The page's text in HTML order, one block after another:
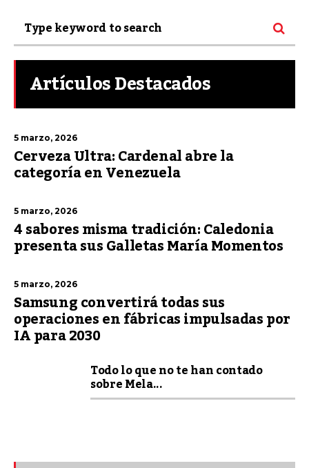
Artículos Destacados
5 marzo, 2026
Cerveza Ultra: Cardenal abre la
categoría en Venezuela
5 marzo, 2026
4 sabores misma tradición: Caledonia
presenta sus Galletas María Momentos
5 marzo, 2026
Samsung convertirá todas sus
operaciones en fábricas impulsadas por
IA para 2030
Todo lo que no te han contado
sobre Mela...